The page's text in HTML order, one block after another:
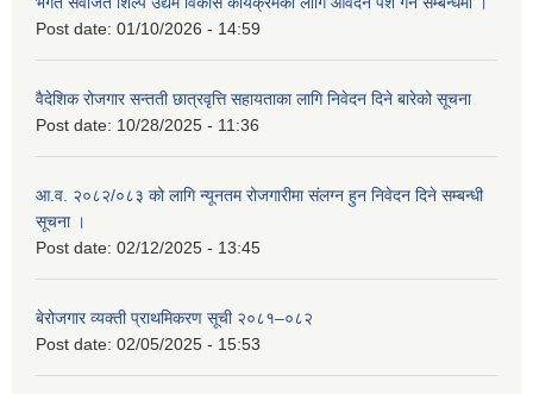
Post date: 01/10/2026 - 14:59
वैदेशिक रोजगार सन्तती छात्रवृत्ति सहायताका लागि निवेदन दिने बारेको सूचना
Post date: 10/28/2025 - 11:36
आ.व. २०८२/०८३ को लागि न्यूनतम रोजगारीमा संलग्न हुन निवेदन दिने सम्बन्धी
सूचना ।
Post date: 02/12/2025 - 13:45
बेरोजगार व्यक्ती प्राथमिकरण सूची २०८१–०८२
Post date: 02/05/2025 - 15:53